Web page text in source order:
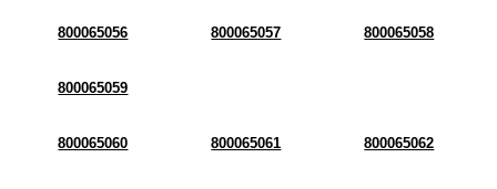
800065056 800065057 800065058
800065059
800065060 800065061 800065062